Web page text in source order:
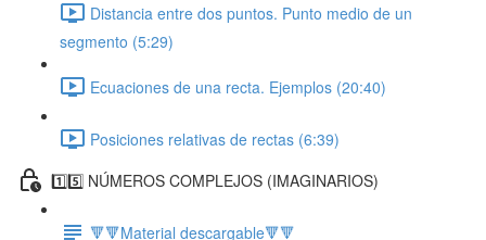
Distancia entre dos puntos. Punto medio de un
segmento (5:29)
Ecuaciones de una recta. Ejemplos (20:40)
Posiciones relativas de rectas (6:39)
1️⃣5️⃣ NÚMEROS COMPLEJOS (IMAGINARIOS)
🔻🔻Material descargable🔻🔻